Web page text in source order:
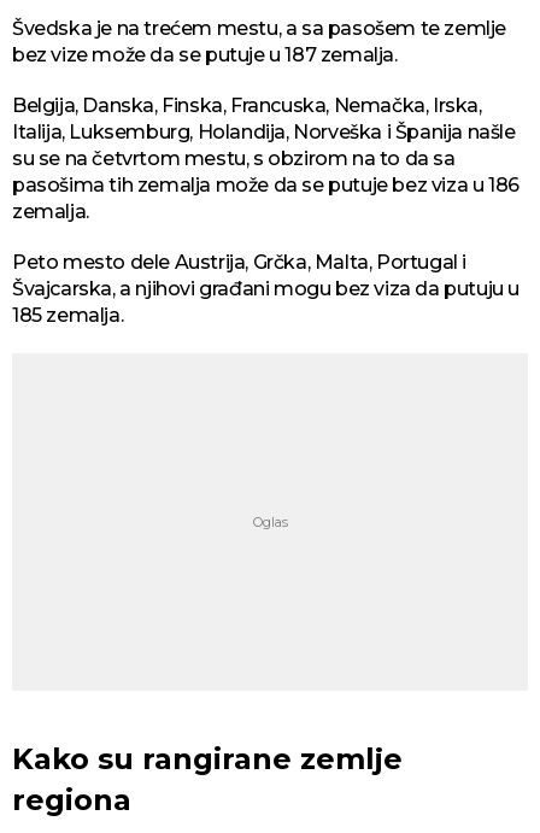
Švedska je na trećem mestu, a sa pasošem te zemlje
bez vize može da se putuje u 187 zemalja.
Belgija, Danska, Finska, Francuska, Nemačka, Irska,
Italija, Luksemburg, Holandija, Norveška i Španija našle
su se na četvrtom mestu, s obzirom na to da sa
pasošima tih zemalja može da se putuje bez viza u 186
zemalja.
Peto mesto dele Austrija, Grčka, Malta, Portugal i
Švajcarska, a njihovi građani mogu bez viza da putuju u
185 zemalja.
Kako su rangirane zemlje
regiona